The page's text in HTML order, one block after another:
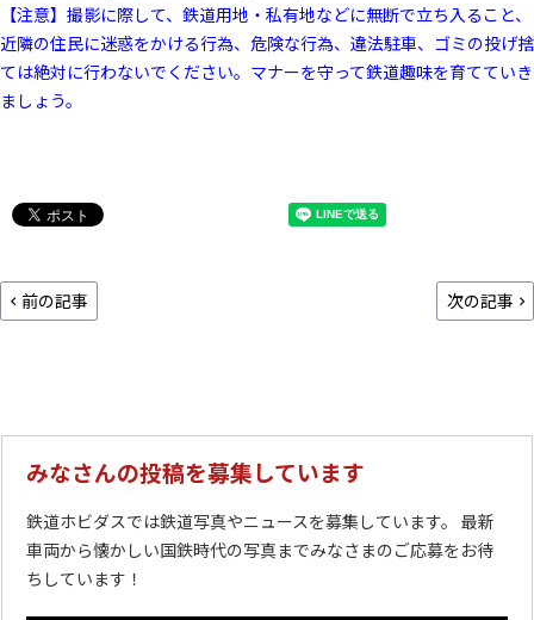
【注意】撮影に際して、鉄道用地・私有地などに無断で立ち入ること、
近隣の住民に迷惑をかける行為、危険な行為、違法駐車、ゴミの投げ捨
ては絶対に行わないでください。マナーを守って鉄道趣味を育てていき
ましょう。
前の記事 次の記事
みなさんの投稿を募集しています
鉄道ホビダスでは鉄道写真やニュースを募集しています。 最新
車両から懐かしい国鉄時代の写真までみなさまのご応募をお待
ちしています！